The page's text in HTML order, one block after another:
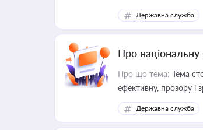
Державна служба
Про
Про що тема: Тема
ефективну, прозору і
Державна служба